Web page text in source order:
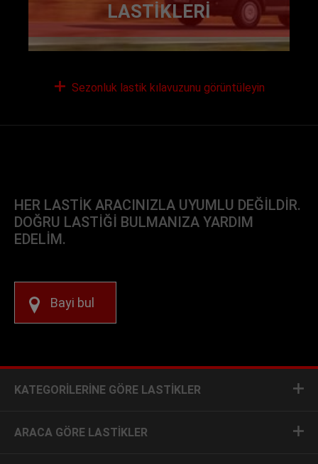
LASTIKLERI
Sezonluk lastik kılavuzunu görüntüleyin
HER LASTIK ARACINIZLA UYUMLU DEĞILDIR.
DOĞRU LASTIĞI BULMANIZA YARDIM
EDELIM.
Bayi bul
KATEGORILERINE GÖRE LASTIKLER
ARACA GÖRE LASTIKLER